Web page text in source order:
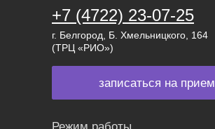
г. Белгород, Б. Хмельницкого, 164
(ТРЦ «РИО»)
+7 (4722) 23-07-25
записаться на прием